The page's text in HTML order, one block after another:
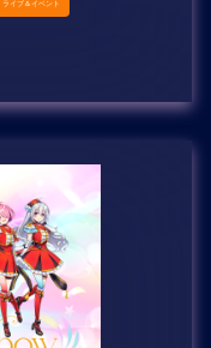
ライブ＆イベント